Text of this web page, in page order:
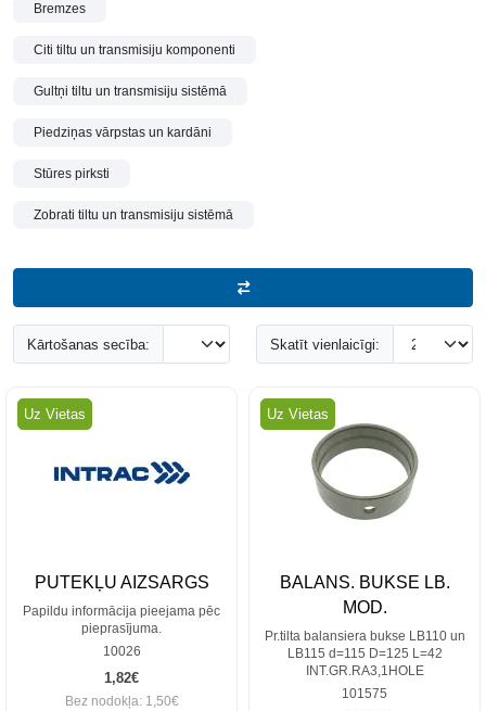
Bremzes
Citi tiltu un transmisiju komponenti
Gultņi tiltu un transmisiju sistēmā
Piedziņas vārpstas un kardāni
Stūres pirksti
Zobrati tiltu un transmisiju sistēmā
Kārtošanas secība: Skatīt vienlaicīgi:
Uz Vietas
PUTEKĻU AIZSARGS
Papildu informācija pieejama pēc
pieprasījuma.
10026
1,82€
Bez nodokļa: 1,50€
Uz Vietas
BALANS. BUKSE LB.
MOD.
Pr.tilta balansiera bukse LB110 un
LB115 d=115 D=125 L=42
INT.GR.RA3,1HOLE
101575